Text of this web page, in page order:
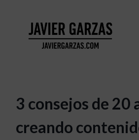
3 consejos de 20
creando